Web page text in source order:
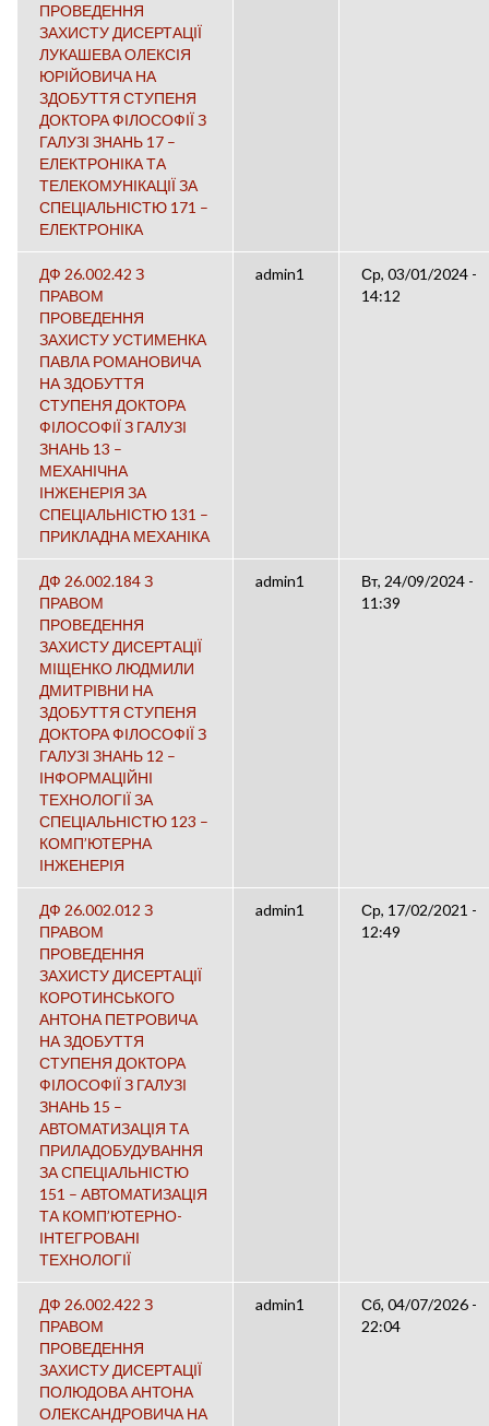
ПРОВЕДЕННЯ
ЗАХИСТУ ДИСЕРТАЦІЇ
ЛУКАШЕВА ОЛЕКСІЯ
ЮРІЙОВИЧА НА
ЗДОБУТТЯ СТУПЕНЯ
ДОКТОРА ФІЛОСОФІЇ З
ГАЛУЗІ ЗНАНЬ 17 –
ЕЛЕКТРОНІКА ТА
ТЕЛЕКОМУНІКАЦІЇ ЗА
СПЕЦІАЛЬНІСТЮ 171 –
ЕЛЕКТРОНІКА
ДФ 26.002.42 З
ПРАВОМ
ПРОВЕДЕННЯ
ЗАХИСТУ УСТИМЕНКА
ПАВЛА РОМАНОВИЧА
НА ЗДОБУТТЯ
СТУПЕНЯ ДОКТОРА
ФІЛОСОФІЇ З ГАЛУЗІ
ЗНАНЬ 13 –
МЕХАНІЧНА
ІНЖЕНЕРІЯ ЗА
СПЕЦІАЛЬНІСТЮ 131 –
ПРИКЛАДНА МЕХАНІКА
admin1
Ср, 03/01/2024 -
14:12
ДФ 26.002.184 З
ПРАВОМ
ПРОВЕДЕННЯ
ЗАХИСТУ ДИСЕРТАЦІЇ
МІЩЕНКО ЛЮДМИЛИ
ДМИТРІВНИ НА
ЗДОБУТТЯ СТУПЕНЯ
ДОКТОРА ФІЛОСОФІЇ З
ГАЛУЗІ ЗНАНЬ 12 –
ІНФОРМАЦІЙНІ
ТЕХНОЛОГІЇ ЗА
СПЕЦІАЛЬНІСТЮ 123 –
КОМП’ЮТЕРНА
ІНЖЕНЕРІЯ
admin1
Вт, 24/09/2024 -
11:39
ДФ 26.002.012 З
ПРАВОМ
ПРОВЕДЕННЯ
ЗАХИСТУ ДИСЕРТАЦІЇ
КОРОТИНСЬКОГО
АНТОНА ПЕТРОВИЧА
НА ЗДОБУТТЯ
СТУПЕНЯ ДОКТОРА
ФІЛОСОФІЇ З ГАЛУЗІ
ЗНАНЬ 15 –
АВТОМАТИЗАЦІЯ ТА
ПРИЛАДОБУДУВАННЯ
ЗА СПЕЦІАЛЬНІСТЮ
151 – АВТОМАТИЗАЦІЯ
ТА КОМП’ЮТЕРНО-
ІНТЕГРОВАНІ
ТЕХНОЛОГІЇ
admin1
Ср, 17/02/2021 -
12:49
ДФ 26.002.422 З
ПРАВОМ
ПРОВЕДЕННЯ
ЗАХИСТУ ДИСЕРТАЦІЇ
ПОЛЮДОВА АНТОНА
ОЛЕКСАНДРОВИЧА НА
admin1
Сб, 04/07/2026 -
22:04